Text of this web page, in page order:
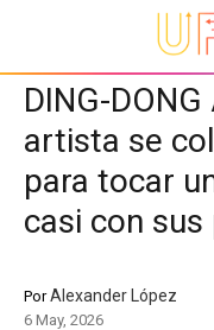
DING-
artista se
para tocar
casi con
PorAlexander López
6 May, 2026